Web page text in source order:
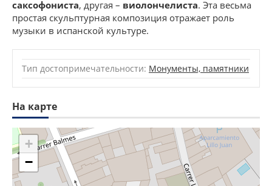
саксофониста, другая – виолончелиста. Эта весьма
простая скульптурная композиция отражает роль
музыки в испанской культуре.
Тип достопримечательности: Монументы, памятники
На карте
+
−